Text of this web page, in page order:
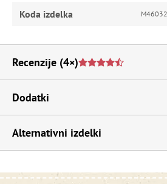
Koda izdelka
Recenzije (4×)
Dodatki
Alternativni izdelki